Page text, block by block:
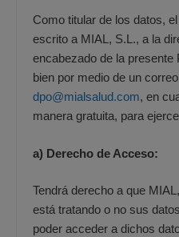
Como titular de los datos,
escrito a MIAL, S.L., a la
encabezado de la
bien por medio de un
dpo@mialsalud.com, en
manera gratuita, para
a) Derecho de Acceso:
Tendrá derecho a que
está tratando o no sus
poder acceder a dichos